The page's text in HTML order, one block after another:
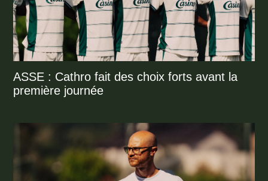
ASSE : Cathro fait des choix forts avant la
première journée